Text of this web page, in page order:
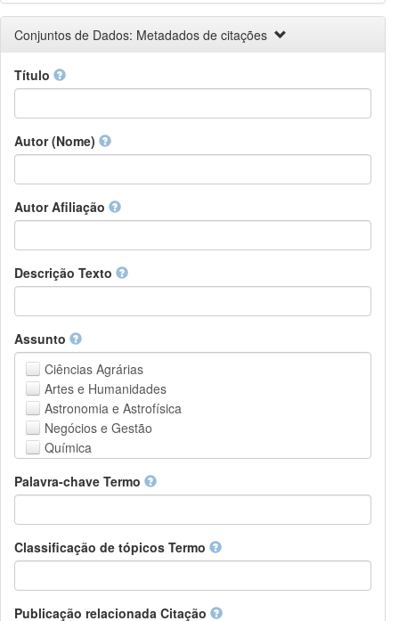
Ciências da Terra e do meio ambiente
Engenharia
Ciências matemáticas
Física
Ciências Sociais
Outros
Conjuntos de Dados: Metadados de citações
Título
Autor (Nome)
Autor Afiliação
Descrição Texto
Assunto
Ciências Agrárias
Artes e Humanidades
Astronomia e Astrofísica
Negócios e Gestão
Química
Ciências da Terra e do meio ambiente
Direito
Ciências matemáticas
Medicina, Saúde e Ciências da Vida
Ciências Sociais
Palavra-chave Termo
Classificação de tópicos Termo
Publicação relacionada Citação